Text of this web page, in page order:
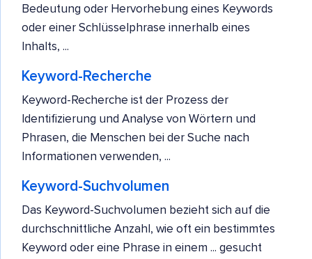
Bedeutung oder Hervorhebung eines Keywords
oder einer Schlüsselphrase innerhalb eines
Inhalts, ...
Keyword-Recherche
Keyword-Recherche ist der Prozess der
Identifizierung und Analyse von Wörtern und
Phrasen, die Menschen bei der Suche nach
Informationen verwenden, ...
Keyword-Suchvolumen
Das Keyword-Suchvolumen bezieht sich auf die
durchschnittliche Anzahl, wie oft ein bestimmtes
Keyword oder eine Phrase in einem ... gesucht